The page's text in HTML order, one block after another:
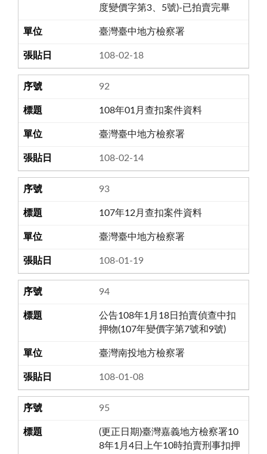
度變價字第3、5號)-已拍賣完畢
臺灣臺中地方檢察署
108-02-18
92
108年01月查扣案件資料
臺灣臺中地方檢察署
108-02-14
93
107年12月查扣案件資料
臺灣臺中地方檢察署
108-01-19
94
公告108年1月18日拍賣偵查中扣
押物(107年變價字第7號和9號)
臺灣南投地方檢察署
108-01-08
95
(更正日期)臺灣嘉義地方檢察署10
8年1月4日上午10時拍賣刑事扣押